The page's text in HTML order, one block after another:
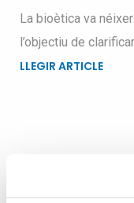
La bioètica va
l’objectiu de
LLEGIR ARTICLE